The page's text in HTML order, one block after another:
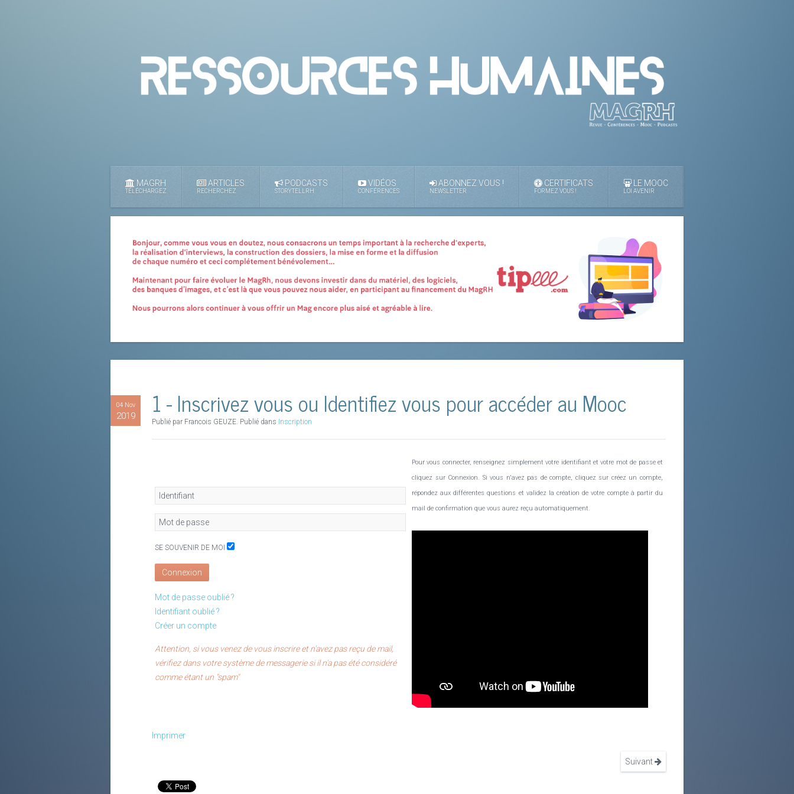
MAGRH
TÉLÉCHARGEZ
ARTICLES
RECHERCHEZ
PODCASTS
STORYTELLRH
VIDÉOS
CONFÉRENCES
ABONNEZ VOUS !
NEWSLETTER
CERTIFICATS
FORMEZ VOUS !
LE MOOC
LOI AVENIR
04 Nov
2019 1 - Inscrivez vous ou Identifiez vous pour accéder au Mooc
Publié par Francois GEUZE. Publié dans Inscription
SE SOUVENIR DE MOI
Connexion
Mot de passe oublié ?
Identifiant oublié ?
Créer un compte
Attention, si vous venez de vous inscrire et n'avez pas reçu de mail,
vérifiez dans votre système de messagerie si il n'a pas été considéré
comme étant un "spam"
Pour vous connecter, renseignez simplement votre identifiant et votre mot de passe et
cliquez sur Connexion. Si vous n'avez pas de compte, cliquez sur créez un compte,
répondez aux différentes questions et validez la création de votre compte à partir du
mail de confirmation que vous aurez reçu automatiquement.
Imprimer
Suivant